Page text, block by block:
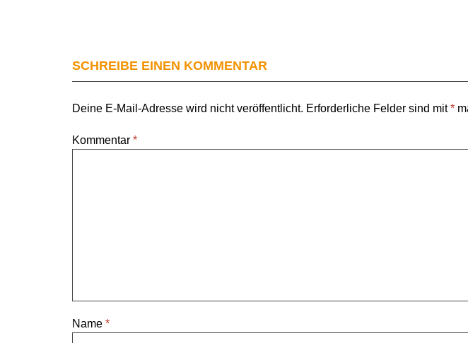
SCHREIBE EINEN KOMMENTAR
Deine E-Mail-Adresse wird nicht veröffentlicht. Erforderliche Felder sind mit*
Kommentar *
Name *